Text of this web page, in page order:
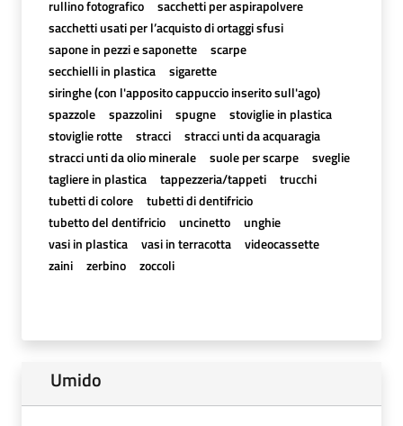
rullino fotografico
sacchetti per aspirapolvere
sacchetti usati per l’acquisto di ortaggi sfusi
sapone in pezzi e saponette
scarpe
secchielli in plastica
sigarette
siringhe (con l'apposito cappuccio inserito sull'ago)
spazzole
spazzolini spugne
stoviglie in plastica
stoviglie rotte
stracci
stracci unti da acquaragia
stracci unti da olio minerale
suole per scarpe
sveglie
tagliere in plastica
tappezzeria/tappeti
trucchi
tubetti di colore
tubetti di dentifricio
tubetto del dentifricio
uncinetto
unghie
vasi in plastica
vasi in terracotta
videocassette
zaini
zerbino zoccoli
Umido